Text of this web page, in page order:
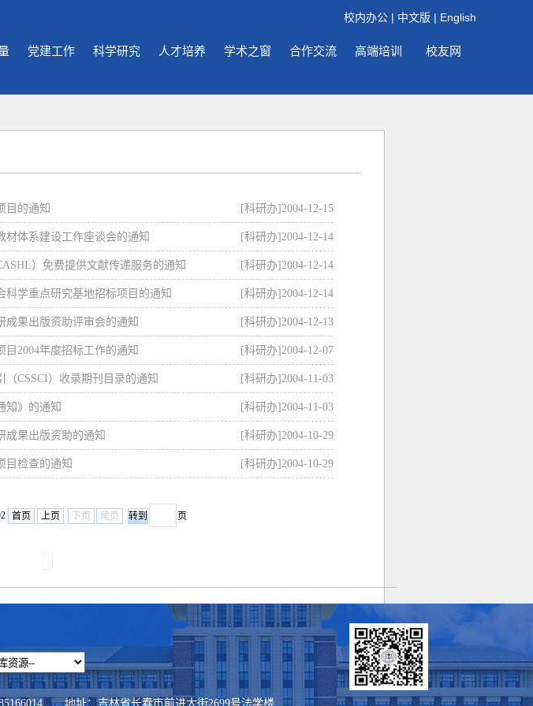
校内办公 | 中文版 | English
党建工作 科学研究 人才培养 学术之窗 合作交流 高端培训 校友网
目的通知 [科研办]2004-12-15
材体系建设工作座谈会的通知 [科研办]2004-12-14
）免费提供文献传递服务的通知 [科研办]2004-12-14
科学重点研究基地招标项目的通知 [科研办]2004-12-14
成果出版资助评审会的通知 [科研办]2004-12-13
2004年度招标工作的通知 [科研办]2004-12-07
CSSCI）收录期刊目录的通知 [科研办]2004-11-03
知》的通知 [科研办]2004-11-03
成果出版资助的通知 [科研办]2004-10-29
目检查的通知 [科研办]2004-10-29
首页 上页 下页 尾页 页
地址：吉林省长春市前进大街2699号法学楼